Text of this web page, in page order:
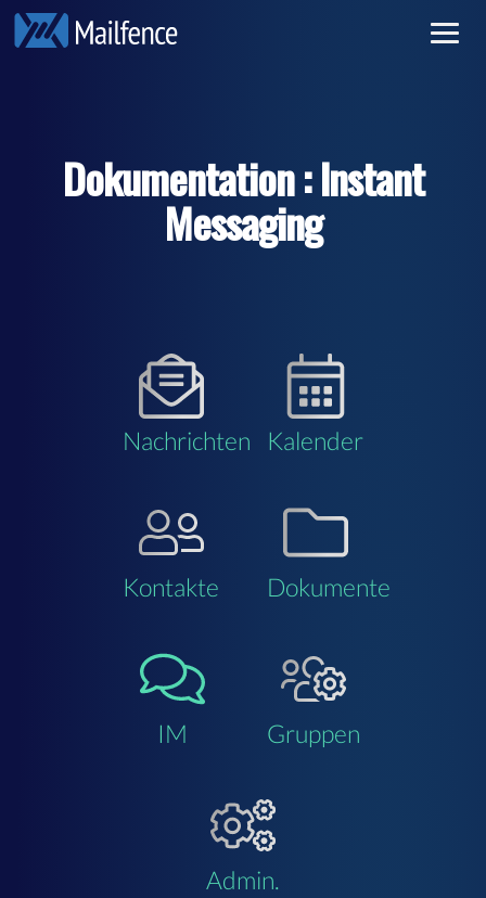
GebührenDokumentation : Instant
Messaging
Nachrichten Kalender
Kontakte Dokumente
IM Gruppen
Admin.